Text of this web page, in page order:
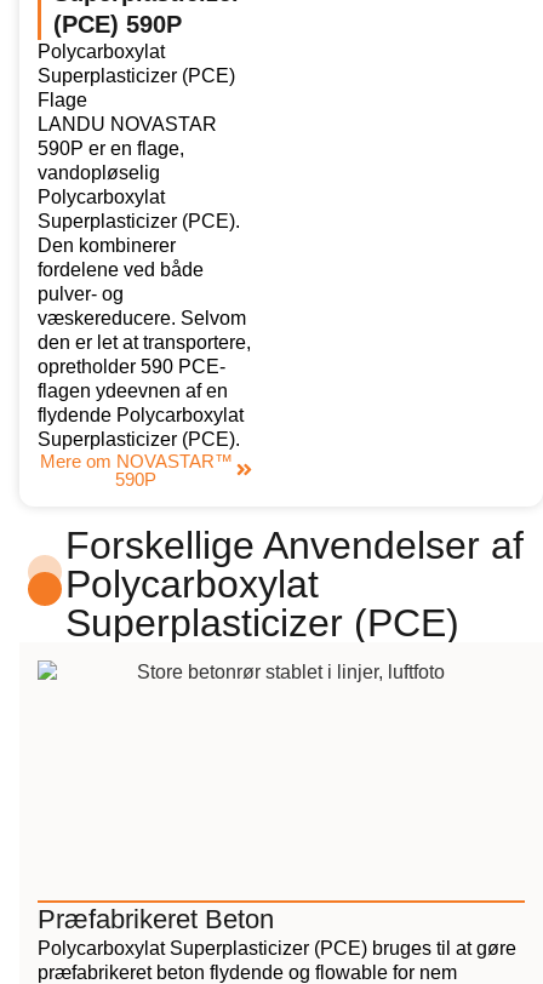
(PCE) 590P
Polycarboxylat
Superplasticizer (PCE)
Flage
LANDU NOVASTAR
590P er en flage,
vandopløselig
Polycarboxylat
Superplasticizer (PCE).
Den kombinerer
fordelene ved både
pulver- og
væskereducere. Selvom
den er let at transportere,
opretholder 590 PCE-
flagen ydeevnen af en
flydende Polycarboxylat
Superplasticizer (PCE).
Mere om NOVASTAR™
590P
Forskellige Anvendelser af
Polycarboxylat
Superplasticizer (PCE)
Præfabrikeret Beton
Polycarboxylat Superplasticizer (PCE) bruges til at gøre
præfabrikeret beton flydende og flowable for nem